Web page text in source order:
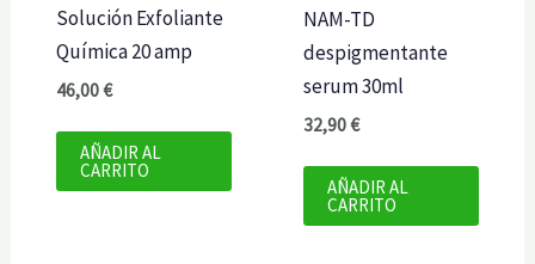
Solución Exfoliante
Química 20 amp
46,00€
AÑADIR AL
CARRITO
NAM-TD
despigmentante
serum 30ml
32,90€
AÑADIR AL
CARRITO